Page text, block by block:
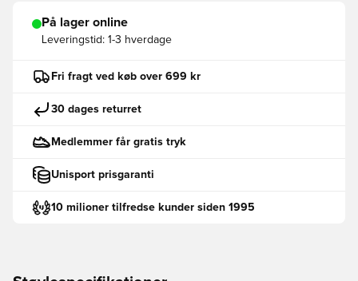
På lager online
Leveringstid: 1-3 hverdage
Fri fragt ved køb over 699 kr
30 dages returret
Medlemmer får gratis tryk
Unisport prisgaranti
10 milioner tilfredse kunder siden 1995